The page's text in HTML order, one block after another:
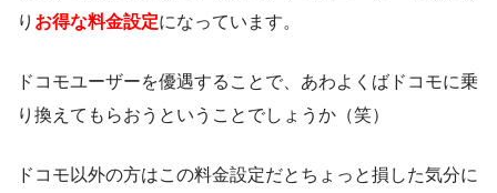
り お得な料金設定になっています。
ドコモユーザーを優遇することで、あわよくばドコモに乗
り換えてもらおうということでしょうか（笑）
ドコモ以外の方はこの料金設定だとちょっと損した気分に